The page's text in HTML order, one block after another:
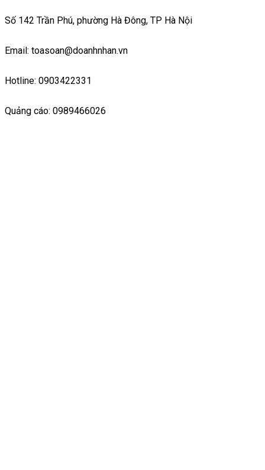
Số 142 Trần Phú, phường Hà Đông, TP Hà Nội
Email: toasoan@doanhnhan.vn
Hotline: 0903422331
Quảng cáo: 0989466026